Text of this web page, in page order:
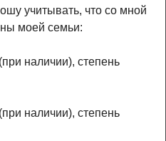
учитывать, что со мной
моей семьи:
наличии), степень
наличии), степень